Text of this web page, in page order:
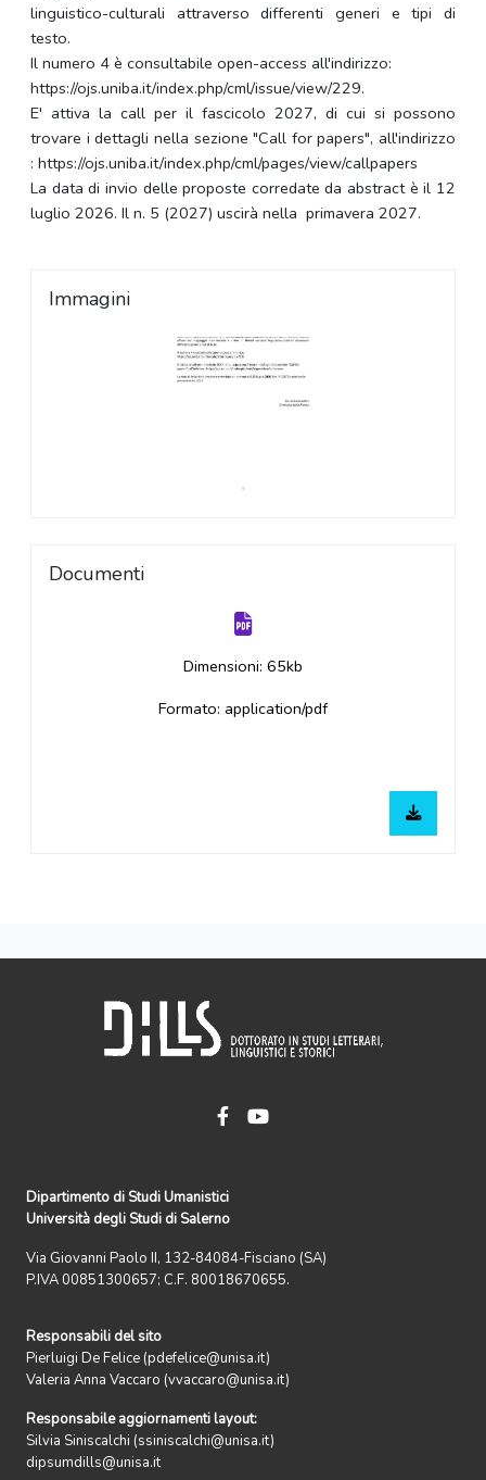
linguistico-culturali attraverso differenti generi e tipi di
testo.
Il numero 4 è consultabile open-access all'indirizzo:
https://ojs.uniba.it/index.php/cml/issue/view/229.
E' attiva la call per il fascicolo 2027, di cui si possono
trovare i dettagli nella sezione "Call for papers", all'indirizzo
: https://ojs.uniba.it/index.php/cml/pages/view/callpapers
La data di invio delle proposte corredate da abstract è il 12
luglio 2026. Il n. 5 (2027) uscirà nella primavera 2027.
Immagini
Documenti
Dimensioni: 65kb
Formato: application/pdf
Dipartimento di Studi Umanistici
Università degli Studi di Salerno
Via Giovanni Paolo II, 132-84084-Fisciano (SA)
P.IVA 00851300657; C.F. 80018670655.
Responsabili del sito
Pierluigi De Felice (pdefelice@unisa.it)
Valeria Anna Vaccaro (vvaccaro@unisa.it)
Responsabile aggiornamenti layout:
Silvia Siniscalchi (ssiniscalchi@unisa.it)
dipsumdills@unisa.it